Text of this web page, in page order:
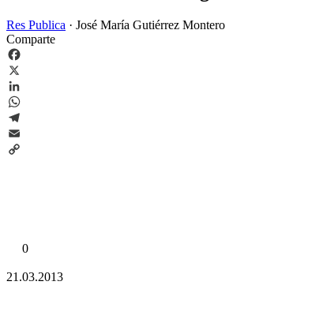
Res Publica · José María Gutiérrez Montero
Comparte
Facebook
X
LinkedIn
WhatsApp
Telegram
Email
0
21.03.2013